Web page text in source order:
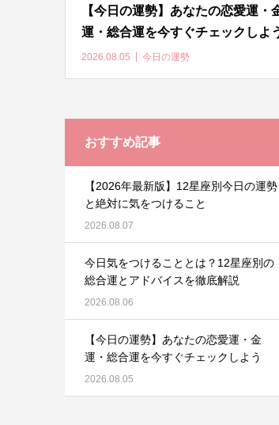
【今日の運勢】あなたの恋愛運・
運・総合運を今すぐチェックしよ
2026.08.05 今日の運勢
おすすめ記事
【2026年最新版】12星座別今日の運勢
と絶対に気をつけること
2026.08.07
今日気をつけることとは？12星座別の
総合運とアドバイスを徹底解説
2026.08.06
【今日の運勢】あなたの恋愛運・金
運・総合運を今すぐチェックしよう
2026.08.05